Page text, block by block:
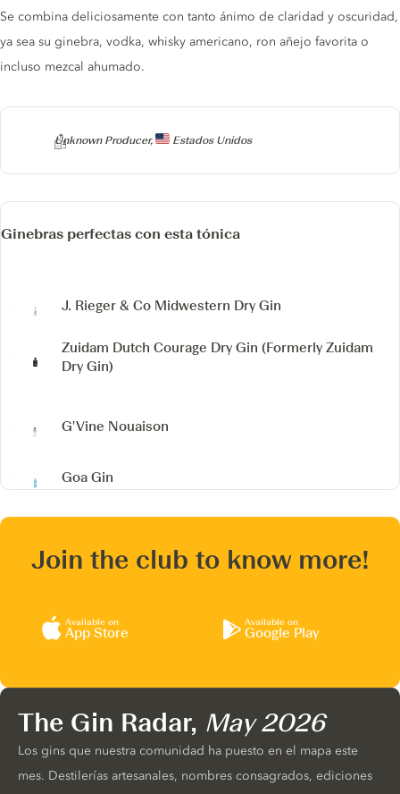
Producer
Unknown Producer, Estados Unidos
Se combina deliciosamente con tanto ánimo de claridad y oscuridad,
ya sea su ginebra, vodka, whisky americano, ron añejo favorita o
incluso mezcal ahumado.
Ginebras perfectas con esta tónica
J. Rieger & Co Midwestern Dry Gin
Zuidam Dutch Courage Dry Gin (Formerly Zuidam
Dry Gin)
G'Vine Nouaison
Goa Gin
Join the club to know more!
Available on
App Store
Available on
Google Play
The Gin Radar, May 2026
Los gins que nuestra comunidad ha puesto en el mapa este
mes. Destilerías artesanales, nombres consagrados, ediciones